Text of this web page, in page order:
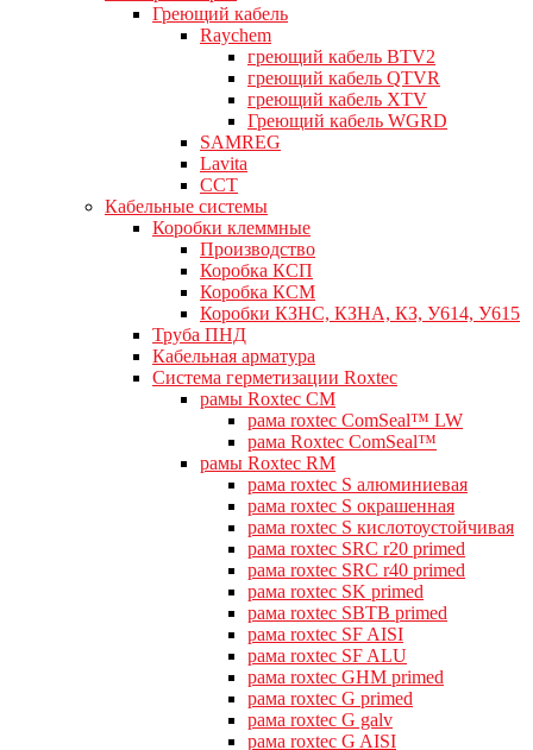
Греющий кабель
Raychem
греющий кабель BTV2
греющий кабель QTVR
греющий кабель XTV
Греющий кабель WGRD
SAMREG
Lavita
CCT
Кабельные системы
Коробки клеммные
Производство
Коробка КСП
Коробка КСМ
Коробки КЗНС, КЗНА, КЗ, У614, У615
Труба ПНД
Кабельная арматура
Система герметизации Roxtec
рамы Roxtec CM
рама roxtec ComSeal™ LW
рама Roxtec ComSeal™
рамы Roxtec RM
рама roxtec S алюминиевая
рама roxtec S окрашенная
рама roxtec S кислотоустойчивая
рама roxtec SRC r20 primed
рама roxtec SRC r40 primed
рама roxtec SK primed
рама roxtec SBTB primed
рама roxtec SF AISI
рама roxtec SF ALU
рама roxtec GHM primed
рама roxtec G primed
рама roxtec G galv
рама roxtec G AISI